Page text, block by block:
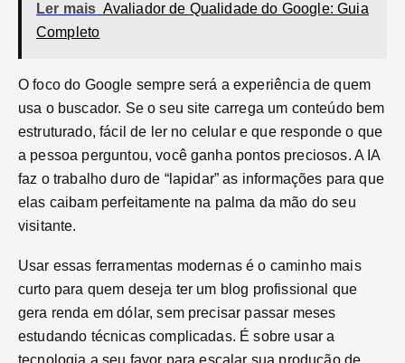
Ler mais Avaliador de Qualidade do Google: Guia
Completo
O foco do Google sempre será a experiência de quem
usa o buscador. Se o seu site carrega um conteúdo bem
estruturado, fácil de ler no celular e que responde o que
a pessoa perguntou, você ganha pontos preciosos. A IA
faz o trabalho duro de “lapidar” as informações para que
elas caibam perfeitamente na palma da mão do seu
visitante.
Usar essas ferramentas modernas é o caminho mais
curto para quem deseja ter um blog profissional que
gera renda em dólar, sem precisar passar meses
estudando técnicas complicadas. É sobre usar a
tecnologia a seu favor para escalar sua produção de